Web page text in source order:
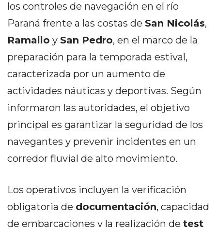
PEDIDOS POR WHATSAPP
TIENDA ONLINE GRATIS
EN ARGENTINA:
CHANGUITO.COM.AR VS
OTRAS PLATAFORMAS DE
VENTA POR WHATSAPP
CÓMO RECIBIR PEDIDOS
DE COMIDA POR
WHATSAPP: LA GUÍA
RESTAURANTES Y
DELIVERIES
los controles de navegación en el río
Paraná frente a las costas de San Nicolás,
Ramallo y San Pedro, en el marco de la
preparación para la temporada estival,
caracterizada por un aumento de
actividades náuticas y deportivas. Según
informaron las autoridades, el objetivo
principal es garantizar la seguridad de los
navegantes y prevenir incidentes en un
corredor fluvial de alto movimiento.
Los operativos incluyen la verificación
obligatoria de documentación, capacidad
de embarcaciones y la realización de test